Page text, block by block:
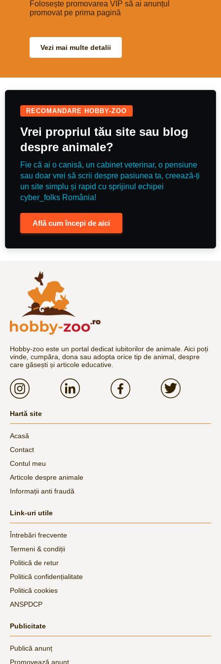
Folosește promovarea VIP să ai anunțul
promovat pe prima pagină
Vezi mai multe detalii
RECOMANDARE HOBBY-ZOO
Vrei propriul tău site sau blog
despre animale?
Fie că ai o canisă, un cabinet veterinar, o pensiune
sau doar vrei să scrii despre pasiunea ta, creează-ți
un site simplu și rapid cu sprijinul echipei
cyber_folks România!
Află cum începi de aici
Hobby-zoo este un portal dedicat iubitorilor de animale. Aici poți
vinde, cumpăra, dona sau adopta orice tip de animal, despre
care găsești și articole educative.
Hartă site
Acasă
Contact
Contul meu
Articole despre animale
Informații anti fraudă
Link-uri utile
Întrebări frecvente
Termeni & condiții
Politică de retur
Politică confidențialitate
Politică cookies
ANSPDCP
Publicitate
Publică anunț
Promovează anunț